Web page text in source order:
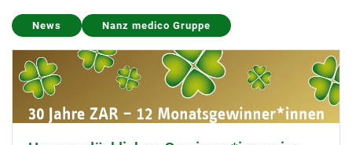
Presse Aalen
Bad Cannstatt
Esslingen
Göppingen
Heilbronn
Stuttgart
Tübingen Ulm